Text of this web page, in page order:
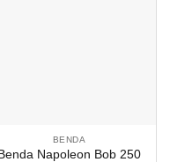
BENDA
Benda Napoleon Bob 250